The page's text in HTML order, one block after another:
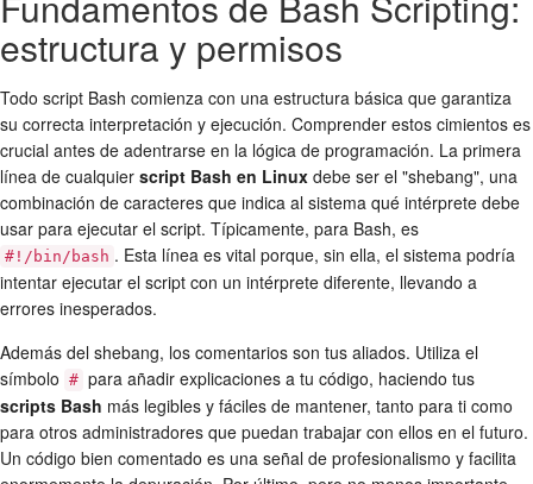
estructura y permisos
Todo script Bash comienza con una estructura básica que garantiza
su correcta interpretación y ejecución. Comprender estos cimientos es
crucial antes de adentrarse en la lógica de programación. La primera
línea de cualquier script Bash en Linux debe ser el "shebang", una
combinación de caracteres que indica al sistema qué intérprete debe
usar para ejecutar el script. Típicamente, para Bash, es
#!/bin/bash . Esta línea es vital porque, sin ella, el sistema podría
intentar ejecutar el script con un intérprete diferente, llevando a
errores inesperados.
Además del shebang, los comentarios son tus aliados. Utiliza el
símbolo # para añadir explicaciones a tu código, haciendo tus
scripts Bash más legibles y fáciles de mantener, tanto para ti como
para otros administradores que puedan trabajar con ellos en el futuro.
Un código bien comentado es una señal de profesionalismo y facilita